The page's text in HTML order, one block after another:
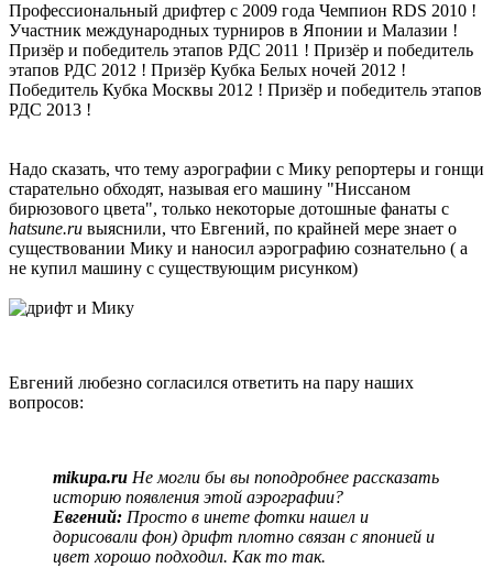
Профессиональный дрифтер с 2009 года Чемпион RDS 2010 !
Участник международных турниров в Японии и Малазии !
Призёр и победитель этапов РДС 2011 ! Призёр и победитель
этапов РДС 2012 ! Призёр Кубка Белых ночей 2012 !
Победитель Кубка Москвы 2012 ! Призёр и победитель этапов
РДС 2013 !
Надо сказать, что тему аэрографии с Мику репортеры и гонщи
старательно обходят, называя его машину "Ниссаном
бирюзового цвета", только некоторые дотошные фанаты с
hatsune.ru выяснили, что Евгений, по крайней мере знает о
существовании Мику и наносил аэрографию сознательно ( а
не купил машину с существующим рисунком)
Евгений любезно согласился ответить на пару наших
вопросов:
mikupa.ru Не могли бы вы поподробнее рассказать
историю появления этой аэрографии?
Евгений: Просто в инете фотки нашел и
дорисовали фон) дрифт плотно связан с японией и
цвет хорошо подходил. Как то так.